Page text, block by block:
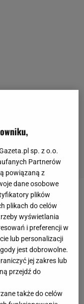
powodów.
lekkiej,
przed
się w
czyli o pół
pół
UFC godzinę,
udało.
sp. z o.o.
Partnerów
powiązaną z
dane osobowe
plików
plikach do celów
wyświetlania
i preferencji w
lub personalizacji
jest dobrowolne.
jej zakres lub
przejdź do
także do celów